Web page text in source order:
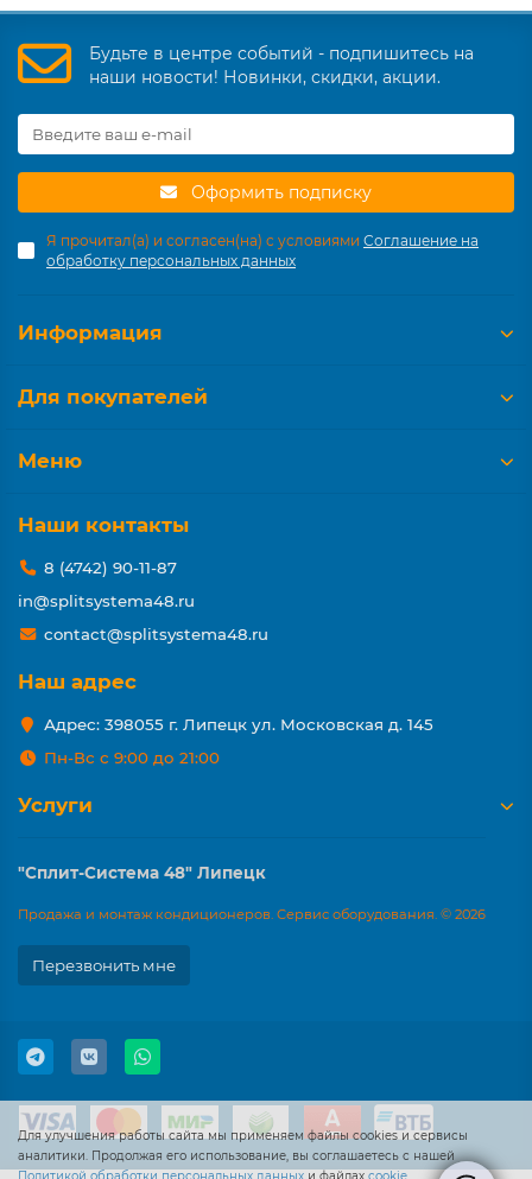
Для улучшения работы сайта мы применяем файлы cookies и сервисы
аналитики. Продолжая его использование, вы соглашаетесь с нашей
Будьте в центре событий - подпишитесь на
наши новости! Новинки, скидки, акции.
Оформить подписку
Я прочитал(а) и согласен(на) с условиями Соглашение на
обработку персональных данных
Информация
Для покупателей
Меню
Наши контакты
8 (4742) 90-11-87
in@splitsystema48.ru
contact@splitsystema48.ru
Наш адрес
Адрес: 398055 г. Липецк ул. Московская д. 145
Пн-Вс с 9:00 до 21:00
Услуги
"Сплит-Система 48" Липецк
Продажа и монтаж кондиционеров. Сервис оборудования. © 2026
Перезвонить мне